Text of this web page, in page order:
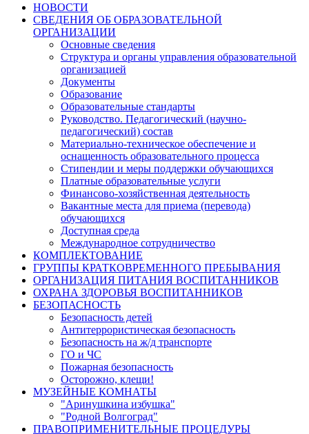
НОВОСТИ
СВЕДЕНИЯ ОБ ОБРАЗОВАТЕЛЬНОЙ
ОРГАНИЗАЦИИ
Основные сведения
Структура и органы управления образовательной
организацией
Документы
Образование
Образовательные стандарты
Руководство. Педагогический (научно-
педагогический) состав
Материально-техническое обеспечение и
оснащенность образовательного процесса
Стипендии и меры поддержки обучающихся
Платные образовательные услуги
Финансово-хозяйственная деятельность
Вакантные места для приема (перевода)
обучающихся
Доступная среда
Международное сотрудничество
КОМПЛЕКТОВАНИЕ
ГРУППЫ КРАТКОВРЕМЕННОГО ПРЕБЫВАНИЯ
ОРГАНИЗАЦИЯ ПИТАНИЯ ВОСПИТАННИКОВ
ОХРАНА ЗДОРОВЬЯ ВОСПИТАННИКОВ
БЕЗОПАСНОСТЬ
Безопасность детей
Антитеррористическая безопасность
Безопасность на ж/д транспорте
ГО и ЧС
Пожарная безопасность
Осторожно, клещи!
МУЗЕЙНЫЕ КОМНАТЫ
"Аринушкина избушка"
"Родной Волгоград"
ПРАВОПРИМЕНИТЕЛЬНЫЕ ПРОЦЕДУРЫ